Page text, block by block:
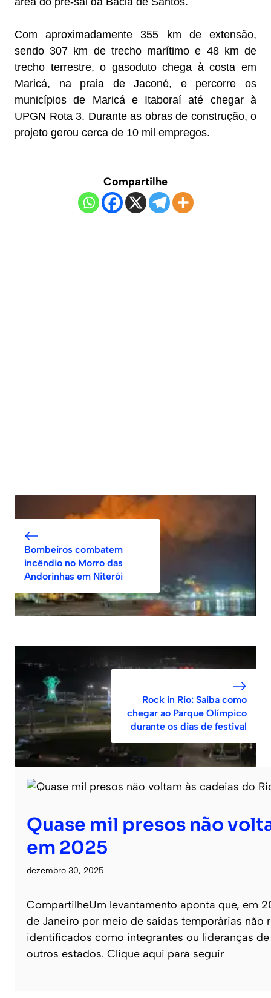
Com aproximadamente 355 km de extensão,
sendo 307 km de trecho marítimo e 48 km de
trecho terrestre, o gasoduto chega à costa em
Maricá, na praia de Jaconé, e percorre os
municípios de Maricá e Itaboraí até chegar à
UPGN Rota 3. Durante as obras de construção, o
projeto gerou cerca de 10 mil empregos.
Compartilhe
Bombeiros combatem
incêndio no Morro das
Andorinhas em Niterói
Rock in Rio: Saiba como
chegar ao Parque Olímpico
durante os dias de festival
Quase mil presos não
em 2025
dezembro 30, 2025
CompartilheUm levantamento aponta que, em
de Janeiro por meio de saídas temporárias
identificados como integrantes ou lideranças
outros estados. Clique aqui para seguir